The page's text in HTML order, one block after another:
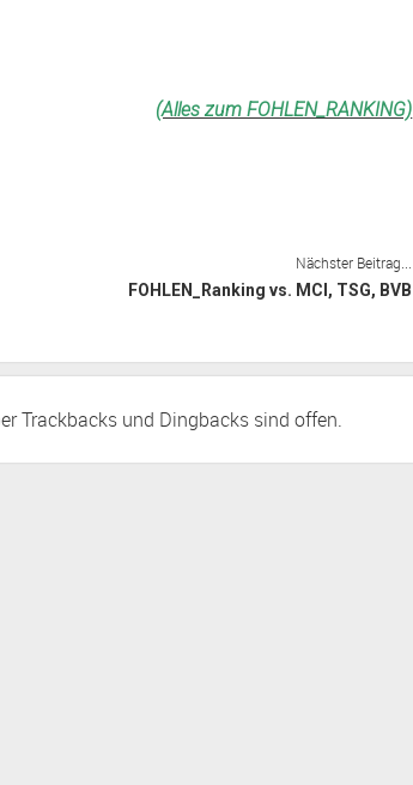
(Alles zum FOHLEN_RANKING)
Nächster Beitrag...
FOHLEN_Ranking vs. MCI, TSG, BVB
Trackbacksund Dingbacks sind offen.